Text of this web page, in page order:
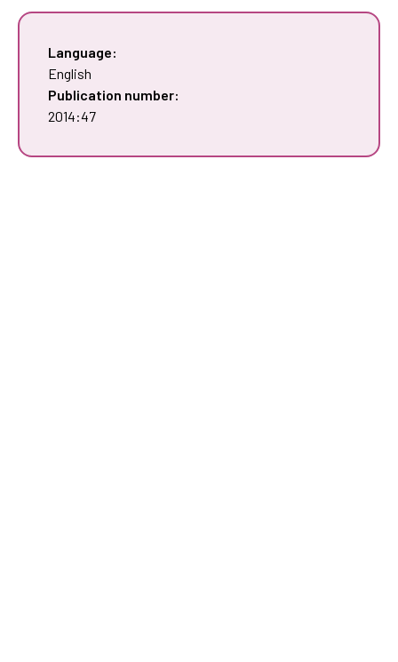
Language:
English
Publication number:
2014:47